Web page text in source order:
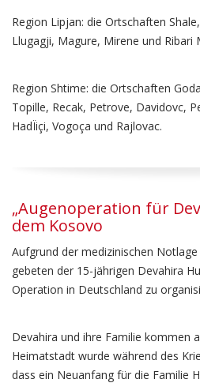
Region Lipjan: die Ortschaften
Llugagji, Magure, Mirene und Ribari
Region Shtime: die Ortschaften
Topille, Recak, Petrove, Davidovc,
HadÏiçi, Vogoça und Rajlovac.
„Augenoperation für
dem Kosovo
Aufgrund der medizinischen
gebeten der 15-jährigen Devahira
Operation in Deutschland zu
Devahira und ihre Familie kommen
Heimatstadt wurde während des
dass ein Neuanfang für die Familie